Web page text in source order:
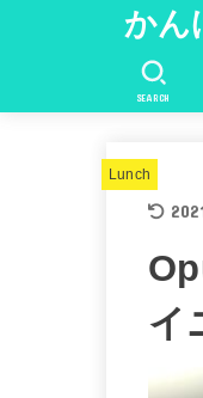
かん
SEARCH
Lunch
イ